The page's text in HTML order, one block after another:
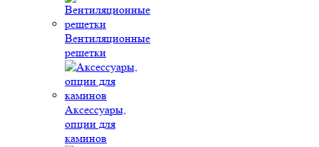
Вентиляционные
решетки
Аксессуары,
опции для
каминов